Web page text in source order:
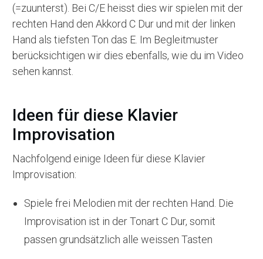
(=zuunterst). Bei C/E heisst dies wir spielen mit der
rechten Hand den Akkord C Dur und mit der linken
Hand als tiefsten Ton das E. Im Begleitmuster
berücksichtigen wir dies ebenfalls, wie du im Video
sehen kannst.
Ideen für diese Klavier
Improvisation
Nachfolgend einige Ideen für diese Klavier
Improvisation:
Spiele frei Melodien mit der rechten Hand. Die
Improvisation ist in der Tonart C Dur, somit
passen grundsätzlich alle weissen Tasten